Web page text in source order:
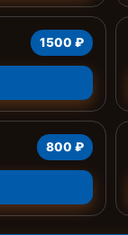
1500 ₽
800 ₽